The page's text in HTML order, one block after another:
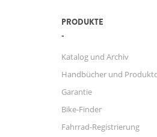
PRODUKTE
Katalog und Archiv
Handbücher und
Garantie
Bike-Finder
Fahrrad-Registrierung